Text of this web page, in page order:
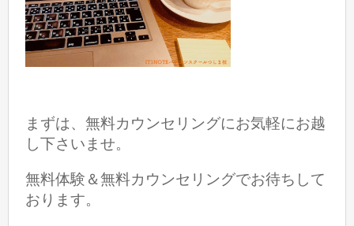
まずは、無料カウンセリングにお気軽にお越
し下さいませ。
無料体験＆無料カウンセリングでお待ちして
おります。